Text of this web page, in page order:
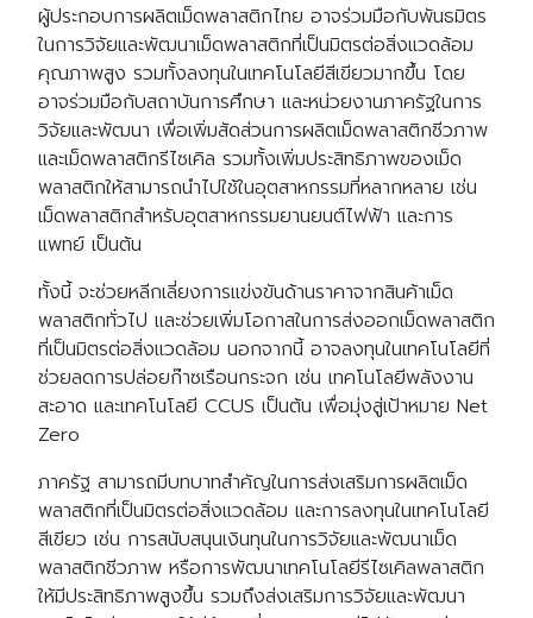
ผู้ประกอบการผลิตเม็ดพลาสติกไทย อาจร่วมมือกับพันธมิตร
ในการวิจัยและพัฒนาเม็ดพลาสติกที่เป็นมิตรต่อสิ่งแวดล้อม
คุณภาพสูง รวมทั้งลงทุนในเทคโนโลยีสีเขียวมากขึ้น โดย
อาจร่วมมือกับสถาบันการศึกษา และหน่วยงานภาครัฐในการ
วิจัยและพัฒนา เพื่อเพิ่มสัดส่วนการผลิตเม็ดพลาสติกชีวภาพ
และเม็ดพลาสติกรีไซเคิล รวมทั้งเพิ่มประสิทธิภาพของเม็ด
พลาสติกให้สามารถนำไปใช้ในอุตสาหกรรมที่หลากหลาย เช่น
เม็ดพลาสติกสำหรับอุตสาหกรรมยานยนต์ไฟฟ้า และการ
แพทย์ เป็นต้น
ทั้งนี้ จะช่วยหลีกเลี่ยงการแข่งขันด้านราคาจากสินค้าเม็ด
พลาสติกทั่วไป และช่วยเพิ่มโอกาสในการส่งออกเม็ดพลาสติก
ที่เป็นมิตรต่อสิ่งแวดล้อม นอกจากนี้ อาจลงทุนในเทคโนโลยีที่
ช่วยลดการปล่อยก๊าซเรือนกระจก เช่น เทคโนโลยีพลังงาน
สะอาด และเทคโนโลยี CCUS เป็นต้น เพื่อมุ่งสู่เป้าหมาย Net
Zero
ภาครัฐ สามารถมีบทบาทสำคัญในการส่งเสริมการผลิตเม็ด
พลาสติกที่เป็นมิตรต่อสิ่งแวดล้อม และการลงทุนในเทคโนโลยี
สีเขียว เช่น การสนับสนุนเงินทุนในการวิจัยและพัฒนาเม็ด
พลาสติกชีวภาพ หรือการพัฒนาเทคโนโลยีรีไซเคิลพลาสติก
ให้มีประสิทธิภาพสูงขึ้น รวมถึงส่งเสริมการวิจัยและพัฒนา